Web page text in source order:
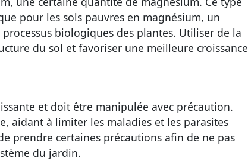
pour les sols pauvres en magnésium, un
biologiques des plantes. Utiliser de la
du sol et favoriser une meilleure croissance
et doit être manipulée avec précaution.
, aidant à limiter les maladies et les parasites
prendre certaines précautions afin de ne pas
du jardin.